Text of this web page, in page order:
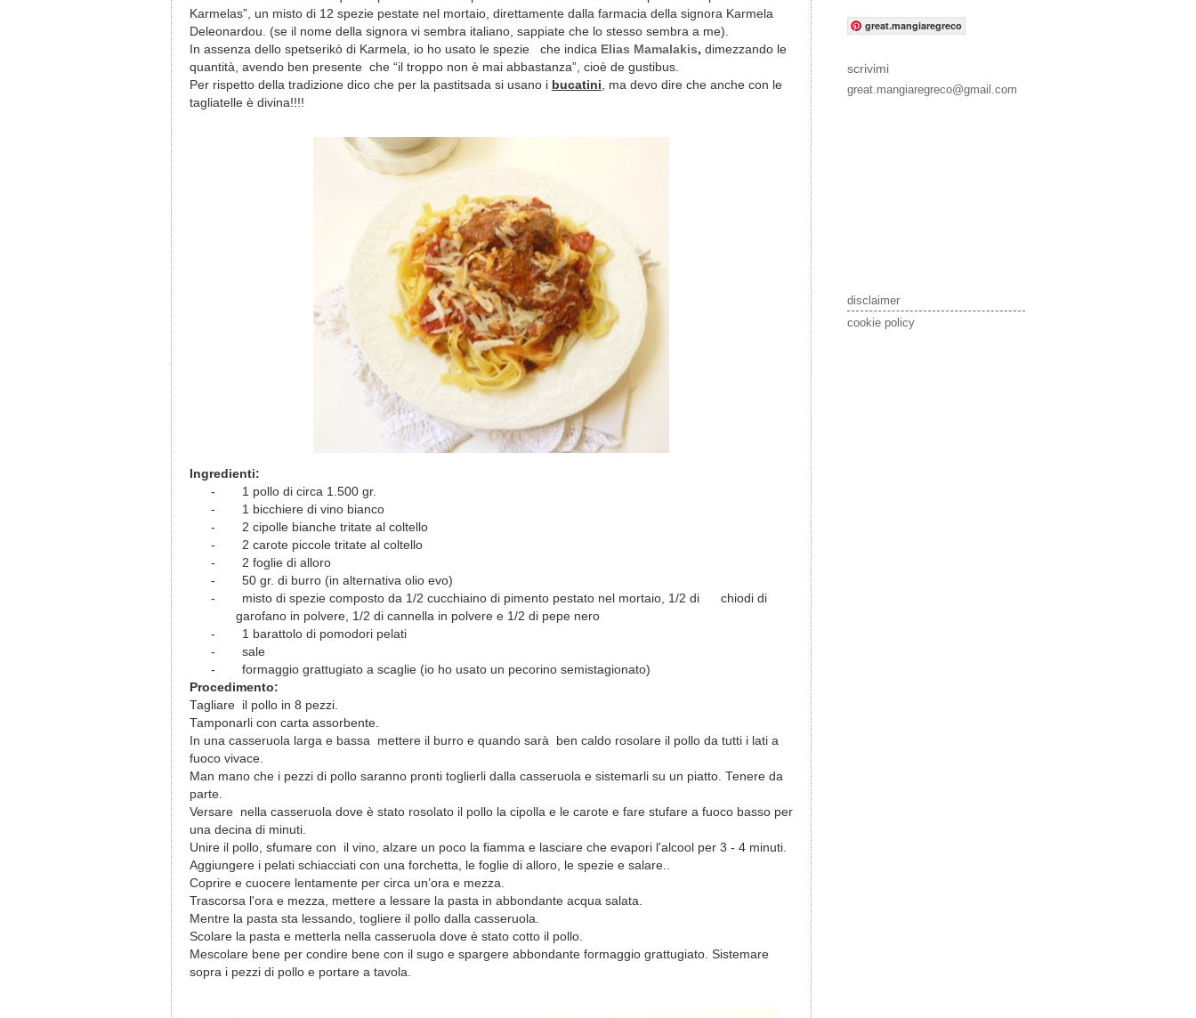
Karmelas”, un misto di 12 spezie pestate nel mortaio, direttamente dalla farmacia della signora Karmela
Deleonardou. (se il nome della signora vi sembra italiano, sappiate che lo stesso sembra a me).
In assenza dello spetserikò di Karmela, io ho usato le spezie che indica Elias Mamalakis, dimezzando le
quantità, avendo ben presente che “il troppo non è mai abbastanza”, cioè de gustibus.
Per rispetto della tradizione dico che per la pastitsada si usano i bucatini , ma devo dire che anche con le
tagliatelle è divina!!!!
Ingredienti:
-
1 pollo di circa 1.500 gr.
-
1 bicchiere di vino bianco
-
2 cipolle bianche tritate al coltello
-
2 carote piccole tritate al coltello
-
2 foglie di alloro
-
50 gr. di burro (in alternativa olio evo)
-
misto di spezie composto da 1/2 cucchiaino di pimento pestato nel mortaio, 1/2 di chiodi di
garofano in polvere, 1/2 di cannella in polvere e 1/2 di pepe nero
-
1 barattolo di pomodori pelati
-
sale
-
formaggio grattugiato a scaglie (io ho usato un pecorino semistagionato)
Procedimento:
Tagliare il pollo in 8 pezzi.
Tamponarli con carta assorbente.
In una casseruola larga e bassa mettere il burro e quando sarà ben caldo rosolare il pollo da tutti i lati a
fuoco vivace.
Man mano che i pezzi di pollo saranno pronti toglierli dalla casseruola e sistemarli su un piatto. Tenere da
parte.
Versare nella casseruola dove è stato rosolato il pollo la cipolla e le carote e fare stufare a fuoco basso per
una decina di minuti.
Unire il pollo, sfumare con il vino, alzare un poco la fiamma e lasciare che evapori l'alcool per 3 - 4 minuti.
Aggiungere i pelati schiacciati con una forchetta, le foglie di alloro, le spezie e salare..
Coprire e cuocere lentamente per circa un’ora e mezza.
Trascorsa l'ora e mezza, mettere a lessare la pasta in abbondante acqua salata.
Mentre la pasta sta lessando, togliere il pollo dalla casseruola.
Scolare la pasta e metterla nella casseruola dove è stato cotto il pollo.
Mescolare bene per condire bene con il sugo e spargere abbondante formaggio grattugiato. Sistemare
sopra i pezzi di pollo e portare a tavola.
great.mangiaregreco
scrivimi
great.mangiaregreco@gmail.com
disclaimer
cookie policy